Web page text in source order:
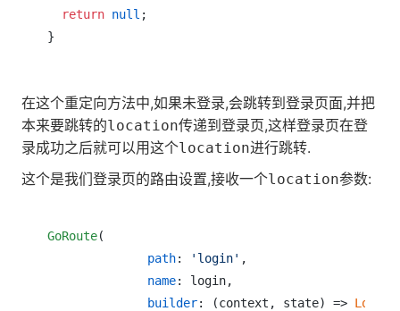
return null ;
在这个重定向方法中,如果未登录,会跳转到登录页面,并把
本来要跳转的location传递到登录页,这样登录页在登
录成功之后就可以用这个location进行跳转.
这个是我们登录页的路由设置,接收一个location参数:
GoRoute(
path: 'login' ,
name: login,
builder: (context, state) =>